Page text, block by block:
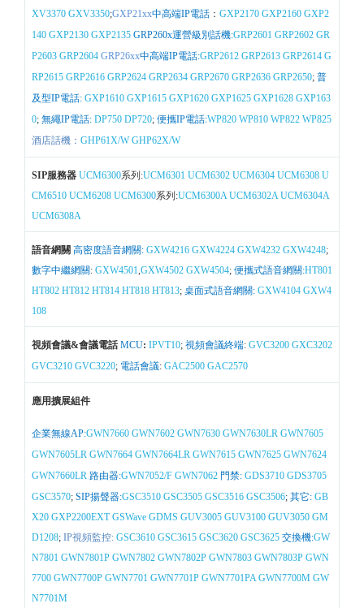
XV3370 GXV3350;GXP21xx中高端IP電話 ： GXP2170 GXP2160 GXP2
140 GXP2130 GXP2135 GRP260x運營級別話機:GRP2601 GRP2602 GR
P2603 GRP2604 GRP26xx中高端IP電話:GRP2612 GRP2613 GRP2614 G
RP2615 GRP2616 GRP2624 GRP2634 GRP2670 GRP2636 GRP2650; 普
及型IP電話: GXP1610 GXP1615 GXP1620 GXP1625 GXP1628 GXP163
0; 無繩IP電話: DP750 DP720; 便攜IP電話:WP820 WP810 WP822 WP825
酒店話機： GHP61X/W GHP62X/W
SIP服務器 UCM6300系列:UCM6301 UCM6302 UCM6304 UCM6308 U
CM6510 UCM6208 UCM6300系列:UCM6300A UCM6302A UCM6304A
UCM6308A
語音網關 高密度語音網關: GXW4216 GXW4224 GXW4232 GXW4248;
數字中繼網關: GXW4501,GXW4502 GXW4504; 便攜式語音網關:HT801
HT802 HT812 HT814 HT818 HT813; 桌面式語音網關: GXW4104 GXW4
108
視頻會議&會議電話MCU: IPVT10; 視頻會議終端: GVC3200 GXC3202
GVC3210 GVC3220; 電話會議: GAC2500 GAC2570
應用擴展組件
企業無線AP:GWN7660 GWN7602 GWN7630 GWN7630LR GWN7605
GWN7605LR GWN7664 GWN7664LR GWN7615 GWN7625 GWN7624
GWN7660LR 路由器:GWN7052/F GWN7062 門禁: GDS3710 GDS3705
GSC3570; SIP揚聲器:GSC3510 GSC3505 GSC3516 GSC3506; 其它: GB
X20 GXP2200EXT GSWave GDMS GUV3005 GUV3100 GUV3050 GM
D1208; IP視頻監控: GSC3610 GSC3615 GSC3620 GSC3625 交換機:GW
N7801 GWN7801P GWN7802 GWN7802P GWN7803 GWN7803P GWN
7700 GWN7700P GWN7701 GWN7701P GWN7701PA GWN7700M GW
N7701M